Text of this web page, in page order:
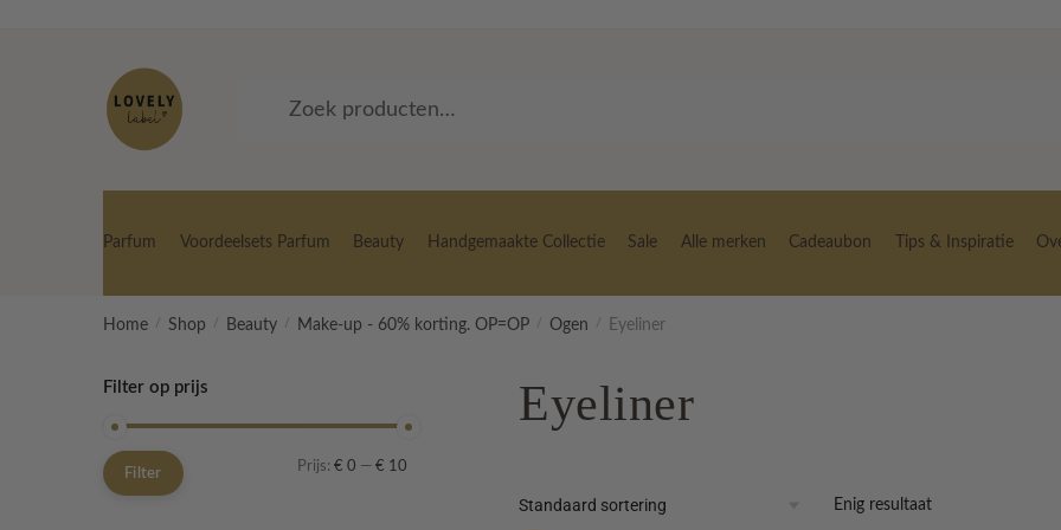
Zoeken
Parfum Voordeelsets Parfum Beauty Handgemaakte Collectie Sale Alle merken Cadeaubon Tips & Inspiratie
Home / Shop / Beauty / Make-up - 60% korting. OP=OP / Ogen / Eyeliner
Eyeliner
Enig resultaat
Filter op prijs
Filter Prijs:€ 0 —€ 10